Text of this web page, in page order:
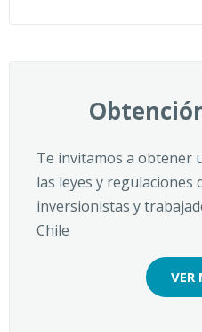
Te invitamos a obtener
las leyes y regulaciones
inversionistas y
Chile
VER